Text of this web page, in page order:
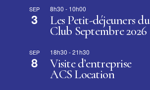
SEP
3
8h30 - 10h00
Les Petit-déjeuners du
Club Septembre 2026
SEP
8
18h30 -21h30
Visite d’entreprise
ACS Location